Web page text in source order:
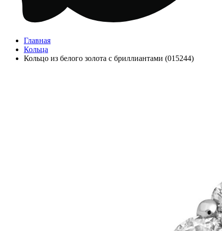
Главная
Кольца
Кольцо из белого золота с бриллиантами (015244)